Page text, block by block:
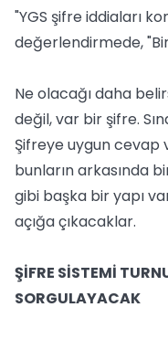
"YGS şifre iddiaları
değerlendirmede,
Ne olacağı daha
değil, var bir şifre.
Şifreye uygun cevap
bunların arkasında
gibi başka bir yapı
açığa çıkacaklar.
ŞİFRE SİSTEMİ
SORGULAYACAK